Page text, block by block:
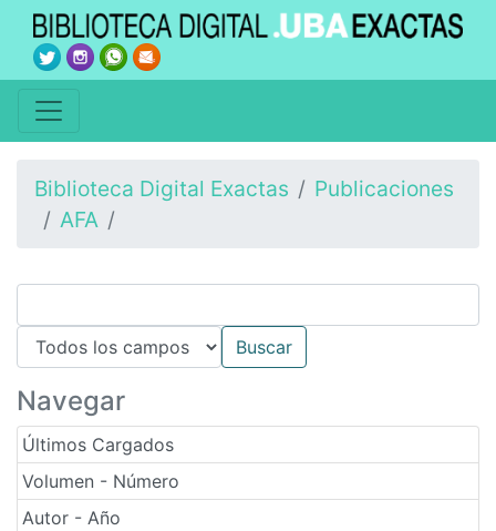
Biblioteca Digital Exactas
Publicaciones
AFA
Navegar
Últimos Cargados
Volumen - Número
Autor - Año